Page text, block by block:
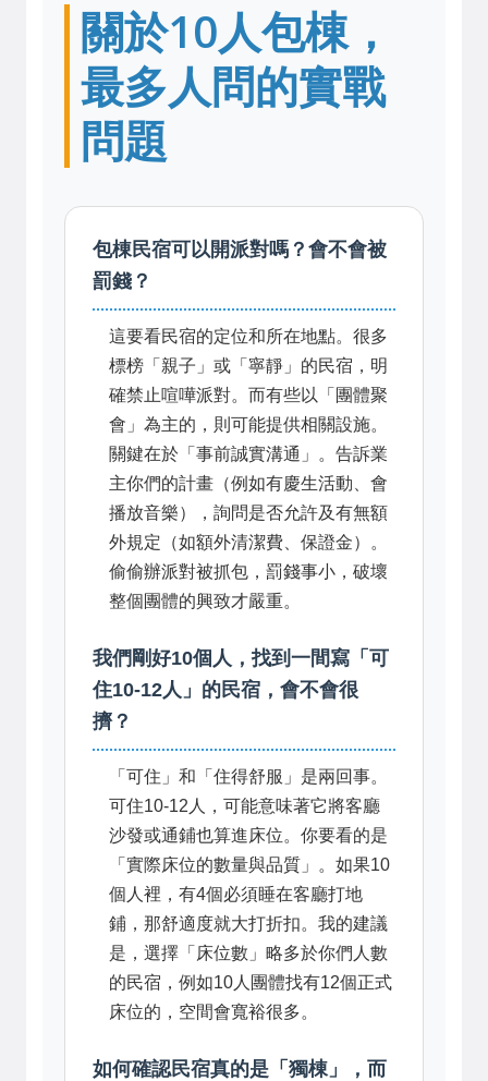
關於10人包棟，
最多人問的實戰
問題
包棟民宿可以開派對嗎？會不會被
罰錢？
這要看民宿的定位和所在地點。很多
標榜「親子」或「寧靜」的民宿，明
確禁止喧嘩派對。而有些以「團體聚
會」為主的，則可能提供相關設施。
關鍵在於「事前誠實溝通」。告訴業
主你們的計畫（例如有慶生活動、會
播放音樂），詢問是否允許及有無額
外規定（如額外清潔費、保證金）。
偷偷辦派對被抓包，罰錢事小，破壞
整個團體的興致才嚴重。
我們剛好10個人，找到一間寫「可
住10-12人」的民宿，會不會很
擠？
「可住」和「住得舒服」是兩回事。
可住10-12人，可能意味著它將客廳
沙發或通鋪也算進床位。你要看的是
「實際床位的數量與品質」。如果10
個人裡，有4個必須睡在客廳打地
鋪，那舒適度就大打折扣。我的建議
是，選擇「床位數」略多於你們人數
的民宿，例如10人團體找有12個正式
床位的，空間會寬裕很多。
如何確認民宿真的是「獨棟」，而